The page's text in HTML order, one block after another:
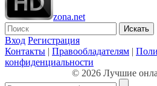
zona.net
Искать
Вход Регистрация
Контакты | Правообладателям |
конфиденциальности
© 2026 Лучшие